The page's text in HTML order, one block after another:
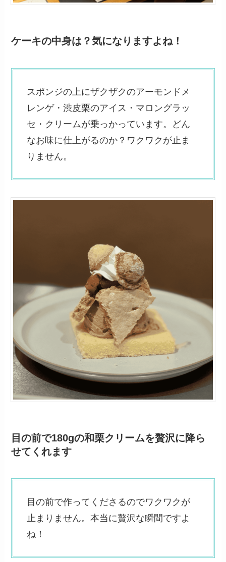
ケーキの中身は？気になりますよね！
スポンジの上にザクザクのアーモンドメ
レンゲ・渋皮栗のアイス・マロングラッ
セ・クリームが乗っかっています。どん
なお味に仕上がるのか？ワクワクが止ま
りません。
目の前で180gの和栗クリームを贅沢に降ら
せてくれます
目の前で作ってくださるのでワクワクが
止まりません。本当に贅沢な瞬間ですよ
ね！